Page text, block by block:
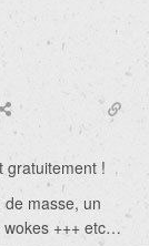
gratuitement !
de masse, un
wokes +++ etc…